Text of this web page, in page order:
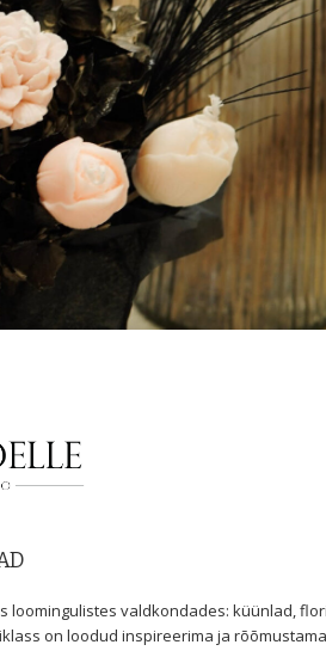
loomingulistes valdkondades: küünlad,
on loodud inspireerima ja